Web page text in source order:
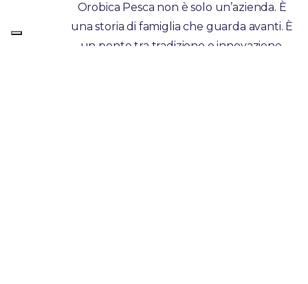
Orobica Pesca non è solo un’azienda. È
una storia di famiglia che guarda avanti. È
un ponte tra tradizione e innovazione.